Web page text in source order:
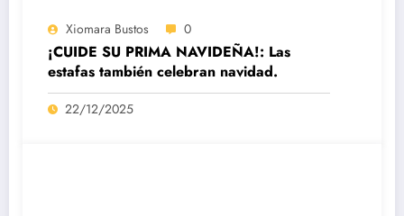
Xiomara Bustos 0
¡CUIDE SU PRIMA NAVIDEÑA!: Las
estafas también celebran navidad.
22/12/2025